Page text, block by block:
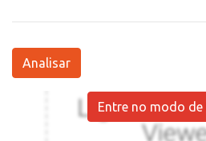
Analisar
Entre no modo de